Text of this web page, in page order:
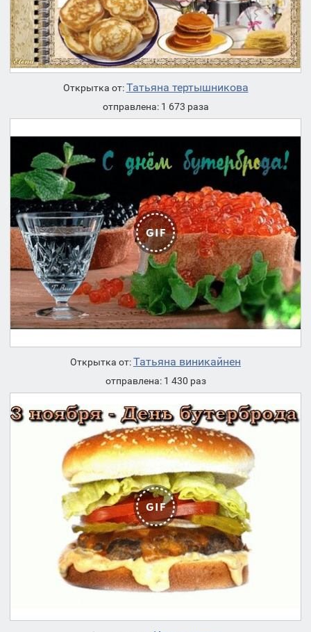
Открытка от:Татьяна тертышникова
отправлена: 1 673 раза
Открытка от:Татьяна виникайнен
отправлена: 1 430 раз